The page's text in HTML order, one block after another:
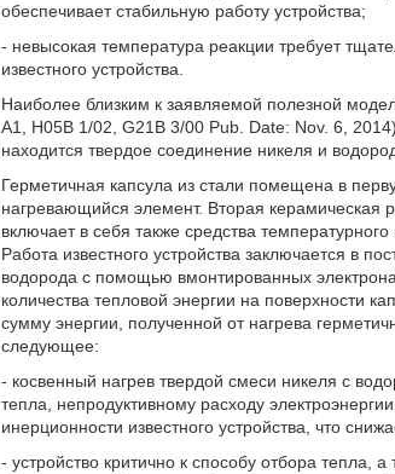
обеспечивает стабильную работу устройства;
- невысокая температура реакции требует
известного устройства.
Наиболее близким к заявляемой полезной
A1, H05B 1/02, G21B 3/00 Pub. Date: Nov. 6,
находится твердое соединение никеля и
Герметичная капсула из стали помещена в
нагревающийся элемент. Вторая керамическая
включает в себя также средства
Работа известного устройства заключается в
водорода с помощью вмонтированных
количества тепловой энергии на поверхности
сумму энергии, полученной от нагрева
следующее:
- косвенный нагрев твердой смеси никеля с
тепла, непродуктивному расходу
инерционности известного устройства, что
- устройство критично к способу отбора тепла,